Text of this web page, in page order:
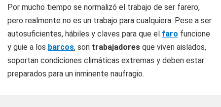
Por mucho tiempo se normalizó el trabajo de ser farero,
pero realmente no es un trabajo para cualquiera. Pese a ser
autosuficientes, hábiles y claves para que el faro funcione
y guie a los barcos, son trabajadores que viven aislados,
soportan condiciones climáticas extremas y deben estar
preparados para un inminente naufragio.